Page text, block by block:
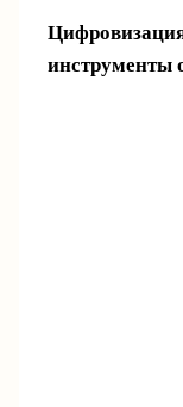
инструменты